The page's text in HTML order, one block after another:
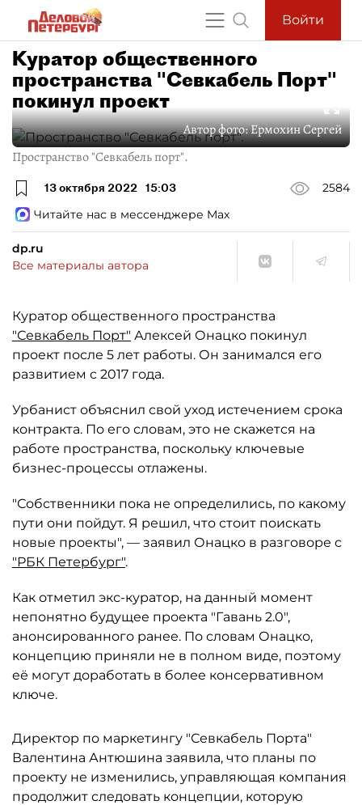
Войти
Куратор общественного
пространства "Севкабель Порт"
покинул проект
Автор фото:Ермохин Сергей
Пространство "Севкабель порт".
13 октября 2022 15:03
2584
Читайте нас в мессенджере Max
dp.ru
Все материалы автора
Куратор общественного пространства
"Севкабель Порт" Алексей Онацко покинул
проект после 5 лет работы. Он занимался его
развитием с 2017 года.
Урбанист объяснил свой уход истечением срока
контракта. По его словам, это не скажется на
работе пространства, поскольку ключевые
бизнес-процессы отлажены.
"Собственники пока не определились, по какому
пути они пойдут. Я решил, что стоит поискать
новые проекты", — заявил Онацко в разговоре с
"РБК Петербург".
Как отметил экс-куратор, на данный момент
непонятно будущее проекта "Гавань 2.0",
анонсированного ранее. По словам Онацко,
концепцию приняли не в полном виде, поэтому
её могут доработать в более консервативном
ключе.
Директор по маркетингу "Севкабель Порта"
Валентина Антюшина заявила, что планы по
проекту не изменились, управляющая компания
продолжит следовать концепции, которую